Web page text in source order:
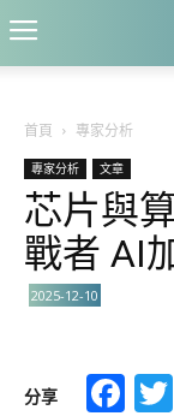
首頁 專家分析
專家分析 文章
芯片與
戰者 AI
2025-12-10
分享